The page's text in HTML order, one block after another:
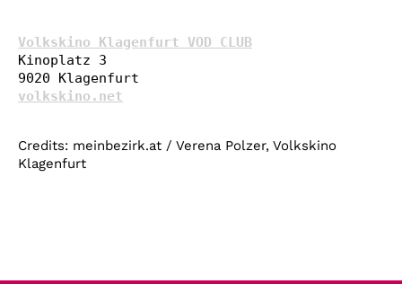
Volkskino Klagenfurt VOD CLUB
Kinoplatz 3
volkskino.net
Credits: meinbezirk.at / Verena Polzer, Volkskino
Klagenfurt